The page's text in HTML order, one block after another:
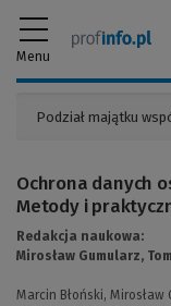
Menu
Ochrona danych
Metody i
Redakcja naukowa:
Mirosław Gumularz,
Marcin Błoński, Mirosław